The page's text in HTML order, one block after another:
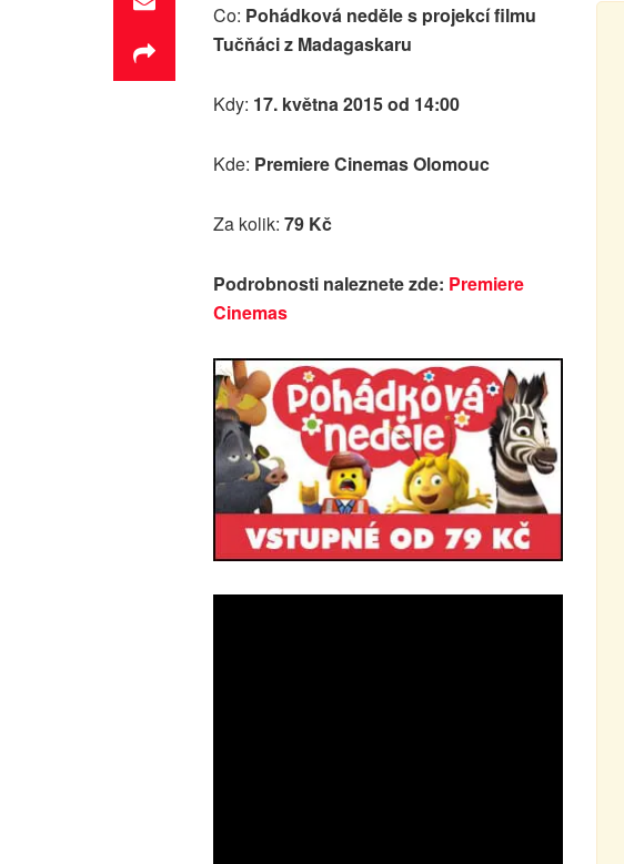
Co: Pohádková neděle s projekcí filmu
Tučňáci z Madagaskaru
Kdy: 17. května 2015 od 14:00
Kde: Premiere Cinemas Olomouc
Za kolik: 79 Kč
Podrobnosti naleznete zde: Premiere
Cinemas